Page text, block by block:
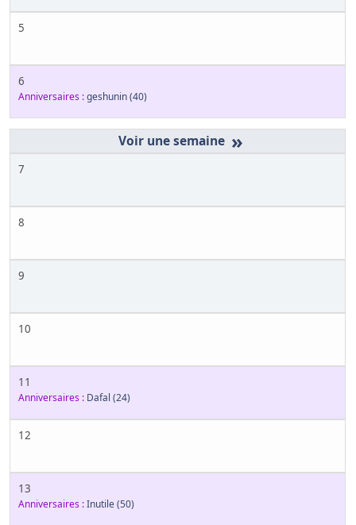
5
6
Anniversaires :geshunin(40)
»
7
8
9
10
11
Anniversaires : Dafal (24)
12
13
Anniversaires :Inutile(50)